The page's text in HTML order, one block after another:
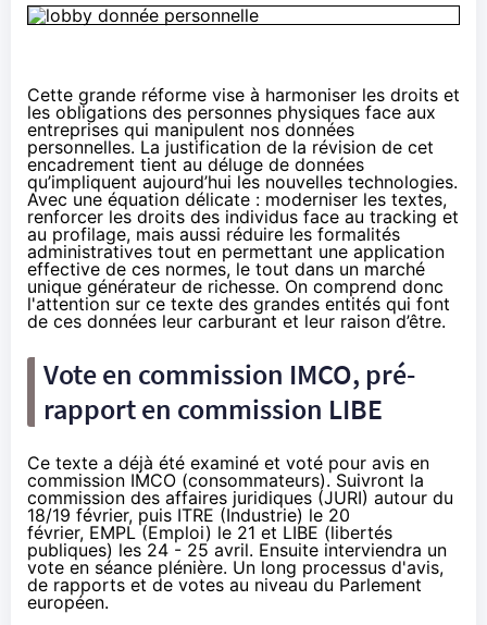
Cette grande réforme vise à harmoniser les droits et
les obligations des personnes physiques face aux
entreprises qui manipulent nos données
personnelles. La justification de la révision de cet
encadrement tient au déluge de données
qu’impliquent aujourd’hui les nouvelles technologies.
Avec une équation délicate : moderniser les textes,
renforcer les droits des individus face au tracking et
au profilage, mais aussi réduire les formalités
administratives tout en permettant une application
effective de ces normes, le tout dans un marché
unique générateur de richesse. On comprend donc
l'attention sur ce texte des grandes entités qui font
de ces données leur carburant et leur raison d’être.
Vote en commission IMCO, pré-
rapport en commission LIBE
Ce texte a déjà été examiné et voté pour avis en
commission IMCO (consommateurs). Suivront la
commission des affaires juridiques (JURI) autour du
18/19 février, puis ITRE (Industrie) le 20
février, EMPL (Emploi) le 21 et LIBE (libertés
publiques) les 24 - 25 avril. Ensuite interviendra un
vote en séance plénière. Un long processus d'avis,
de rapports et de votes au niveau du Parlement
européen.